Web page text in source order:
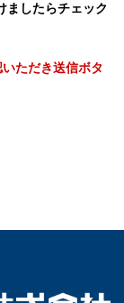
ましたらチェック
ただき送信ボタ